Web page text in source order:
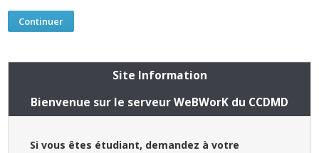
Site Information
Bienvenue sur le serveur WeBWorK du CCDMD
Si vous êtes étudiant, demandez à votre